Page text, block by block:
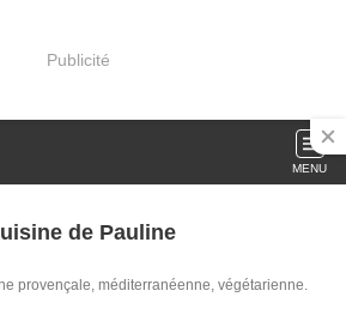
Publicité
MENU
de Pauline
provençale, méditerranéenne, végétarienne.